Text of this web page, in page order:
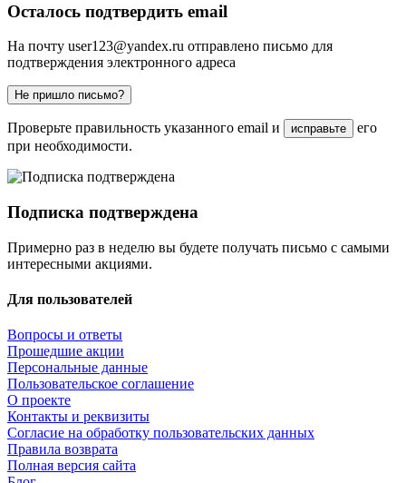
Осталось подтвердить email
На почту user123@yandex.ru отправлено письмо для
подтверждения электронного адреса
Не пришло письмо?
Проверьте правильность указанного email и исправьте
его
при необходимости.
Подписка подтверждена
Примерно раз в неделю вы будете получать письмо с самыми
интересными акциями.
Для пользователей
Вопросы и ответы
Прошедшие акции
Персональные данные
Пользовательское соглашение
О проекте
Контакты и реквизиты
Согласие на обработку пользовательских данных
Правила возврата
Полная версия сайта